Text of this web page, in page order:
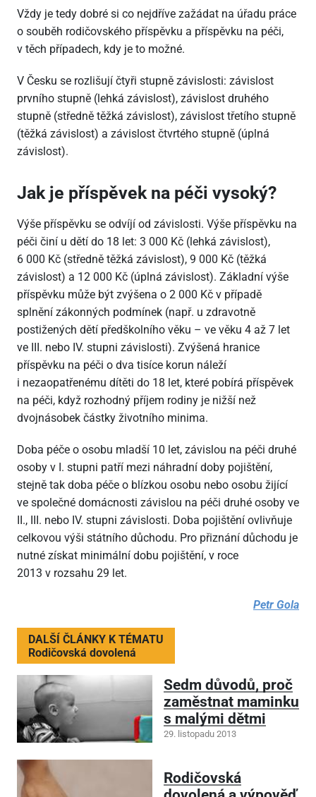
Vždy je tedy dobré si co nejdříve zažádat na úřadu práce
o souběh rodičovského příspěvku a příspěvku na péči,
v těch případech, kdy je to možné.
V Česku se rozlišují čtyři stupně závislosti: závislost
prvního stupně (lehká závislost), závislost druhého
stupně (středně těžká závislost), závislost třetího stupně
(těžká závislost) a závislost čtvrtého stupně (úplná
závislost).
Jak je příspěvek na péči vysoký?
Výše příspěvku se odvíjí od závislosti. Výše příspěvku na
péči činí u dětí do 18 let: 3 000 Kč (lehká závislost),
6 000 Kč (středně těžká závislost), 9 000 Kč (těžká
závislost) a 12 000 Kč (úplná závislost). Základní výše
příspěvku může být zvýšena o 2 000 Kč v případě
splnění zákonných podmínek (např. u zdravotně
postižených dětí předškolního věku – ve věku 4 až 7 let
ve III. nebo IV. stupni závislosti). Zvýšená hranice
příspěvku na péči o dva tisíce korun náleží
i nezaopatřenému dítěti do 18 let, které pobírá příspěvek
na péči, když rozhodný příjem rodiny je nižší než
dvojnásobek částky životního minima.
Doba péče o osobu mladší 10 let, závislou na péči druhé
osoby v I. stupni patří mezi náhradní doby pojištění,
stejně tak doba péče o blízkou osobu nebo osobu žijící
ve společné domácnosti závislou na péči druhé osoby ve
II., III. nebo IV. stupni závislosti. Doba pojištění ovlivňuje
celkovou výši státního důchodu. Pro přiznání důchodu je
nutné získat minimální dobu pojištění, v roce
2013 v rozsahu 29 let.
Petr Gola
DALŠÍ ČLÁNKY K TÉMATU
Rodičovská dovolená
Sedm důvodů, proč
zaměstnat maminku
s malými dětmi
29. listopadu 2013
Rodičovská